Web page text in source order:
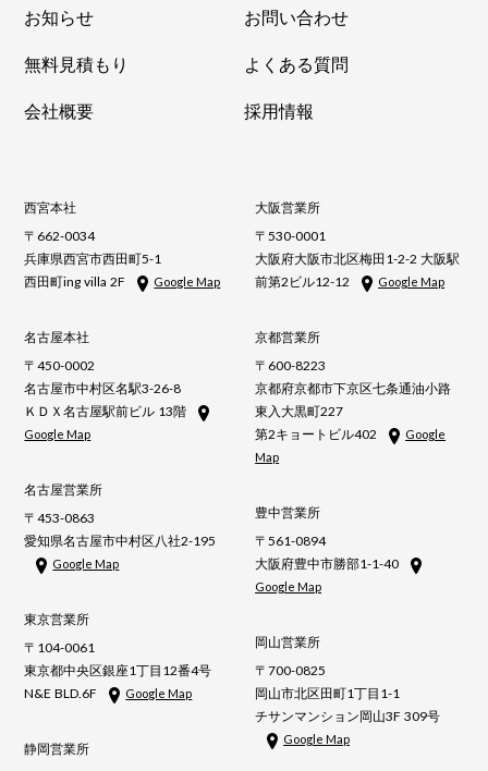
お知らせ
お問い合わせ
無料見積もり
よくある質問
会社概要
採用情報
西宮本社
〒662-0034
兵庫県西宮市西田町5-1
西田町ing villa 2F
Google Map
名古屋本社
〒450-0002
名古屋市中村区名駅3-26-8
ＫＤＸ名古屋駅前ビル 13階
Google Map
名古屋営業所
〒453-0863
愛知県名古屋市中村区八社2-195
Google Map
東京営業所
〒104-0061
東京都中央区銀座1丁目12番4号
N&E BLD.6F
Google Map
静岡営業所
大阪営業所
〒530-0001
大阪府大阪市北区梅田1-2-2 大阪駅
前第2ビル12-12
Google Map
京都営業所
〒600-8223
京都府京都市下京区七条通油小路
東入大黒町227
第2キョートビル402
Google
Map
豊中営業所
〒561-0894
大阪府豊中市勝部1-1-40
Google Map
岡山営業所
〒700-0825
岡山市北区田町1丁目1-1
チサンマンション岡山3F 309号
Google Map